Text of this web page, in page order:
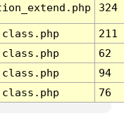
324
211
62
94
76